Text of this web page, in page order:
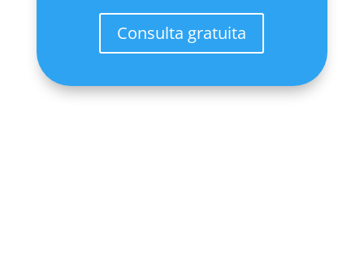
Consulta gratuita